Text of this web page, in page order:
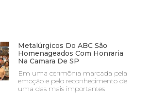
Metalúrgicos Do ABC São
Homenageados Com Honraria
Na Camara De SP
Em uma cerimônia marcada pela
emoção e pelo reconhecimento de
uma das mais importantes